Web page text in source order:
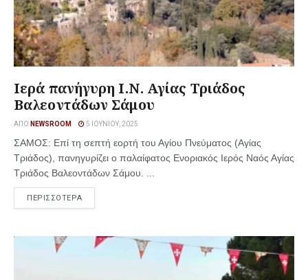
Ιερά πανήγυρη Ι.Ν. Αγίας Τριάδος
Βαλεοντάδων Σάμου
ΑΠΌ NEWSROOM 5 ΙΟΥΝΊΟΥ, 2025
ΣΑΜΟΣ: Επί τη σεπτή εορτή του Αγίου Πνεύματος (Αγίας
Τριάδος), πανηγυρίζει ο παλαίφατος Ενοριακός Ιερός Ναός Αγίας
Τριάδος Βαλεοντάδων Σάμου. ...
ΠΕΡΙΣΣΟΤΕΡΑ